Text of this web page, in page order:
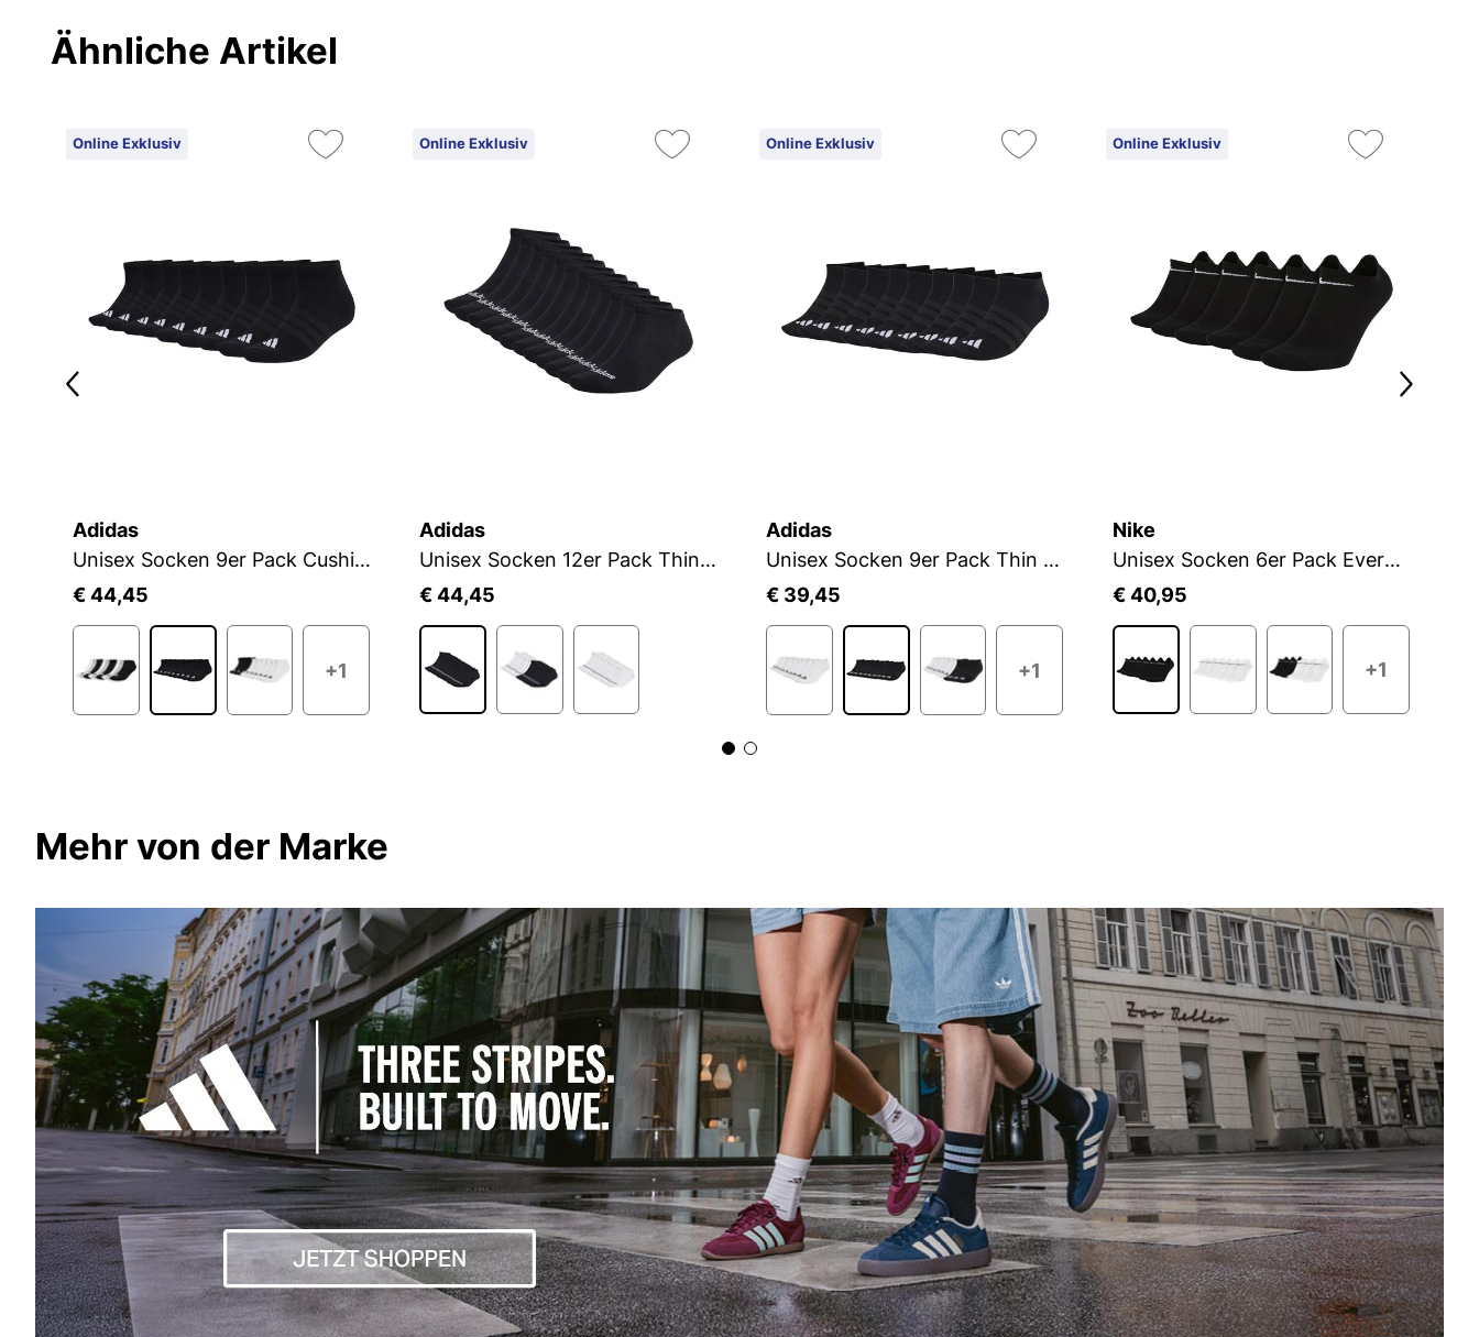
Ähnliche Artikel
Online Exklusiv
Adidas
Unisex Socken 9er Pack Cushioned Essentials Low Socks 9P
€ 44,45
+1
Online Exklusiv
Adidas
Unisex Socken 12er Pack Thin Linear Low-Cut
€ 44,45
Online Exklusiv
Adidas
Unisex Socken 9er Pack Thin & Light Sportswear No-Show Socks 9P
€ 39,45
+1
Online Exklusiv
Nike
Unisex Socken 6er Pack Everyday Lightweight No Show
€ 40,95
+1
Mehr von der Marke